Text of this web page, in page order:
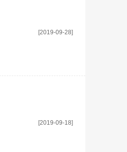
[2019-09-28]
[2019-09-18]